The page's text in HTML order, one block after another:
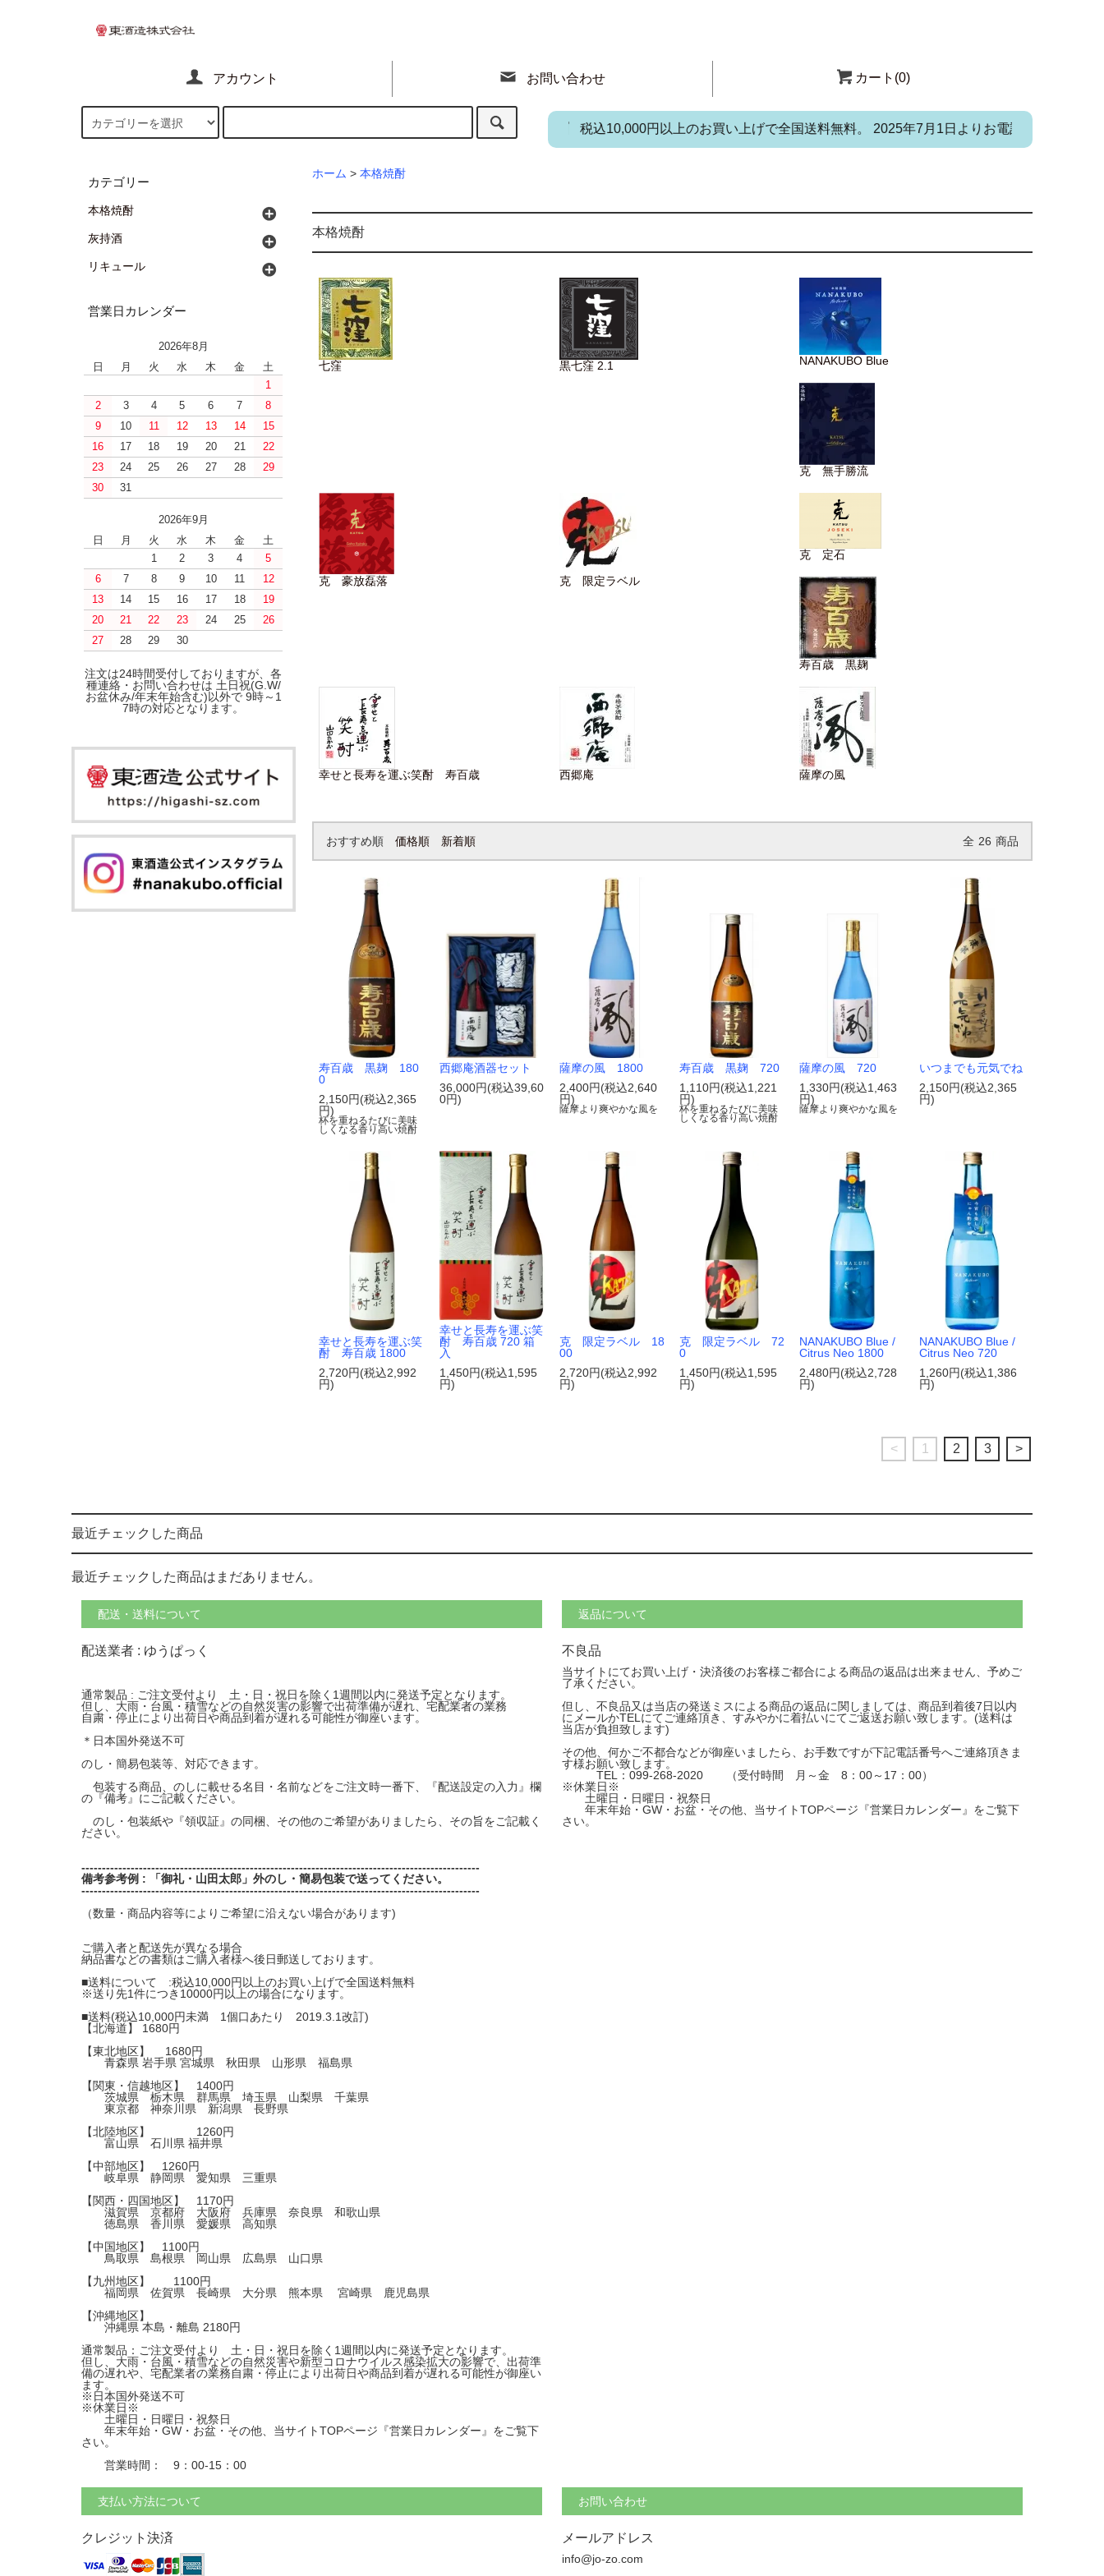
税込10,000円以上のお買い上げで全国送料無料。 2025年7月1日よりお電話・メール・FAXで
アカウント お問い合わせ カート(0)
ホーム > 本格焼酎
本格焼酎
七窪 黒七窪 2.1 NANAKUBO Blue
克 無手勝流
克 豪放磊落 克 限定ラベル
克 定石
寿百歳 黒麹
幸せと長寿を運ぶ笑酎 寿百歳 西郷庵 薩摩の風
おすすめ順 価格順 新着順 全 26 商品
寿百歳 黒麹 180
0
2,150円(税込2,365
円)
杯を重ねるたびに美味
しくなる香り高い焼酎
西郷庵酒器セット
36,000円(税込39,60
0円)
薩摩の風 1800
2,400円(税込2,640
円)
薩摩より爽やかな風を
寿百歳 黒麹 720
1,110円(税込1,221
円)
杯を重ねるたびに美味
しくなる香り高い焼酎
薩摩の風 720
1,330円(税込1,463
円)
薩摩より爽やかな風を
いつまでも元気でね
2,150円(税込2,365
円)
幸せと長寿を運ぶ笑
酎 寿百歳 1800
2,720円(税込2,992
円)
幸せと長寿を運ぶ笑
酎 寿百歳 720 箱
入
1,450円(税込1,595
円)
克 限定ラベル 18
00
2,720円(税込2,992
円)
克 限定ラベル 72
0
1,450円(税込1,595
円)
NANAKUBO Blue /
Citrus Neo 1800
2,480円(税込2,728
円)
NANAKUBO Blue /
Citrus Neo 720
1,260円(税込1,386
円)
< 1 2 3 >
カテゴリー
本格焼酎
灰持酒
リキュール
営業日カレンダー
2026年8月
日
月 火 水 木 金
土
1
2
3 4 5 6 7
8
9
10 11 12 13 14
15
16
17 18 19 20 21
22
23
24 25 26 27 28
29
30
31
2026年9月
日
月 火 水 木 金
土
1
2 3 4
5
6
7 8 9 10 11
12
13
14 15 16 17 18
19
20
21 22 23 24 25
26
27
28 29 30
注文は24時間受付しておりますが、各
種連絡・お問い合わせは 土日祝(G.W/
お盆休み/年末年始含む)以外で 9時～1
7時の対応となります。
最近チェックした商品
最近チェックした商品はまだありません。
配送・送料について
配送業者 : ゆうぱっく
通常製品 : ご注文受付より 土・日・祝日を除く1週間以内に発送予定となります。
但し、大雨・台風・積雪などの自然災害の影響で出荷準備が遅れ、宅配業者の業務
自粛・停止により出荷日や商品到着が遅れる可能性が御座います。
＊日本国外発送不可
のし・簡易包装等、対応できます。
包装する商品、のしに載せる名目・名前などをご注文時一番下、『配送設定の入力』欄
の『備考』にご記載ください。
のし・包装紙や『領収証』の同梱、その他のご希望がありましたら、その旨をご記載く
ださい。
-------------------------------------------------------------------------------------------------
備考参考例 : 「御礼・山田太郎」外のし・簡易包装で送ってください。
-------------------------------------------------------------------------------------------------
（数量・商品内容等によりご希望に沿えない場合があります)
ご購入者と配送先が異なる場合
納品書などの書類はご購入者様へ後日郵送しております。
■送料について :税込10,000円以上のお買い上げで全国送料無料
※送り先1件につき10000円以上の場合になります。
■送料(税込10,000円未満 1個口あたり 2019.3.1改訂)
【北海道】 1680円
【東北地区】 1680円
青森県 岩手県 宮城県 秋田県 山形県 福島県
【関東・信越地区】 1400円
茨城県 栃木県 群馬県 埼玉県 山梨県 千葉県
東京都 神奈川県 新潟県 長野県
【北陸地区】 1260円
富山県 石川県 福井県
【中部地区】 1260円
岐阜県 静岡県 愛知県 三重県
【関西・四国地区】 1170円
滋賀県 京都府 大阪府 兵庫県 奈良県 和歌山県
徳島県 香川県 愛媛県 高知県
【中国地区】 1100円
鳥取県 島根県 岡山県 広島県 山口県
【九州地区】 1100円
福岡県 佐賀県 長崎県 大分県 熊本県 宮崎県 鹿児島県
【沖縄地区】
沖縄県 本島・離島 2180円
通常製品：ご注文受付より 土・日・祝日を除く1週間以内に発送予定となります。
但し、大雨・台風・積雪などの自然災害や新型コロナウイルス感染拡大の影響で、出荷準
備の遅れや、宅配業者の業務自粛・停止により出荷日や商品到着が遅れる可能性が御座い
ます。
※日本国外発送不可
※休業日※
土曜日・日曜日・祝祭日
年末年始・GW・お盆・その他、当サイトTOPページ『営業日カレンダー』をご覧下
さい。
営業時間： 9：00-15：00
返品について
不良品
当サイトにてお買い上げ・決済後のお客様ご都合による商品の返品は出来ません、予めご
了承ください。
但し、不良品又は当店の発送ミスによる商品の返品に関しましては、商品到着後7日以内
にメールかTELにてご連絡頂き、すみやかに着払いにてご返送お願い致します。(送料は
当店が負担致します)
その他、何かご不都合などが御座いましたら、お手数ですが下記電話番号へご連絡頂きま
す様お願い致します。
TEL：099-268-2020 （受付時間 月～金 8：00～17：00）
※休業日※
土曜日・日曜日・祝祭日
年末年始・GW・お盆・その他、当サイトTOPページ『営業日カレンダー』をご覧下
さい。
支払い方法について
クレジット決済
お問い合わせ
メールアドレス
info@jo-zo.com